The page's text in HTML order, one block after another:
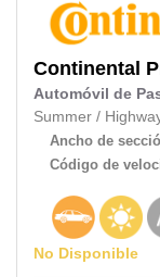
Continental
Automóvil de
Summer /
Ancho de
Código de
No Disponible